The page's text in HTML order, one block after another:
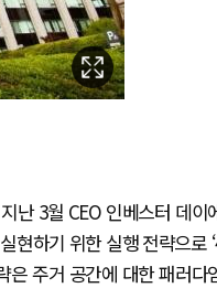
난 3월 CEO 인베스터 데이
현하기 위한 실행 전략으로
은 주거 공간에 대한 패러다